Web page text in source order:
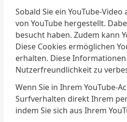
Sobald Sie ein YouTube-
von YouTube hergestellt.
besucht haben. Zudem kann
Diese Cookies ermöglichen
erhalten. Diese
Nutzerfreundlichkeit zu
Wenn Sie in Ihrem YouTube-
Surfverhalten direkt Ihrem
indem Sie sich aus Ihrem